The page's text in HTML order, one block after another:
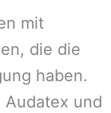
mit
die die
haben.
Audatex und